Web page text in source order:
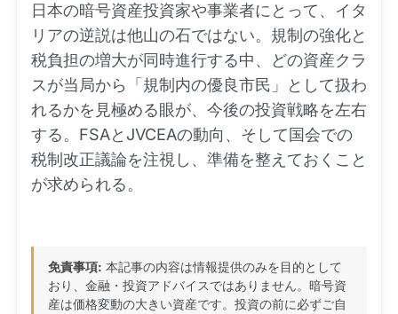
日本の暗号資産投資家や事業者にとって、イタ
リアの逆説は他山の石ではない。規制の強化と
税負担の増大が同時進行する中、どの資産クラ
スが当局から「規制内の優良市民」として扱わ
れるかを見極める眼が、今後の投資戦略を左右
する。FSAとJVCEAの動向、そして国会での
税制改正議論を注視し、準備を整えておくこと
が求められる。
免責事項: 本記事の内容は情報提供のみを目的として
おり、金融・投資アドバイスではありません。暗号資
産は価格変動の大きい資産です。投資の前に必ずご自